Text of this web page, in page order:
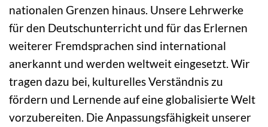
nationalen Grenzen hinaus. Unsere Lehrwerke
für den Deutschunterricht und für das Erlernen
weiterer Fremdsprachen sind international
anerkannt und werden weltweit eingesetzt. Wir
tragen dazu bei, kulturelles Verständnis zu
fördern und Lernende auf eine globalisierte Welt
vorzubereiten. Die Anpassungsfähigkeit unserer